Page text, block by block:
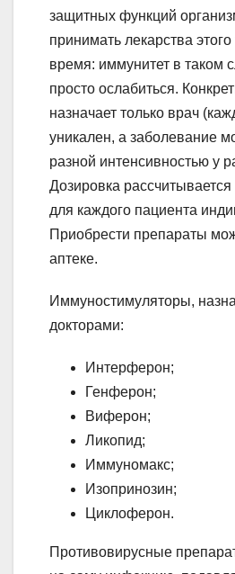
защитных функций
принимать лекарства
время: иммунитет в таком
просто ослабиться.
назначает только врач
уникален, а заболевание
разной интенсивностью у
Дозировка
для каждого пациента
Приобрести препараты
аптеке.
Иммуностимуляторы,
докторами:
Интерферон;
Генферон;
Виферон;
Ликопид;
Иммуномакс;
Изопринозин;
Циклоферон.
Противовирусные